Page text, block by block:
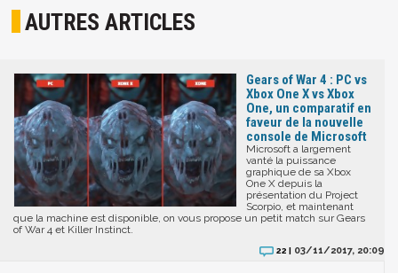
AUTRES ARTICLES
Gears of War 4 : PC vs
Xbox One X vs Xbox
One, un comparatif en
faveur de la nouvelle
console de Microsoft
Microsoft a largement
vanté la puissance
graphique de sa Xbox
One X depuis la
présentation du Project
Scorpio, et maintenant
que la machine est disponible, on vous propose un petit match sur Gears
of War 4 et Killer Instinct.
22 | 03/11/2017, 20:09